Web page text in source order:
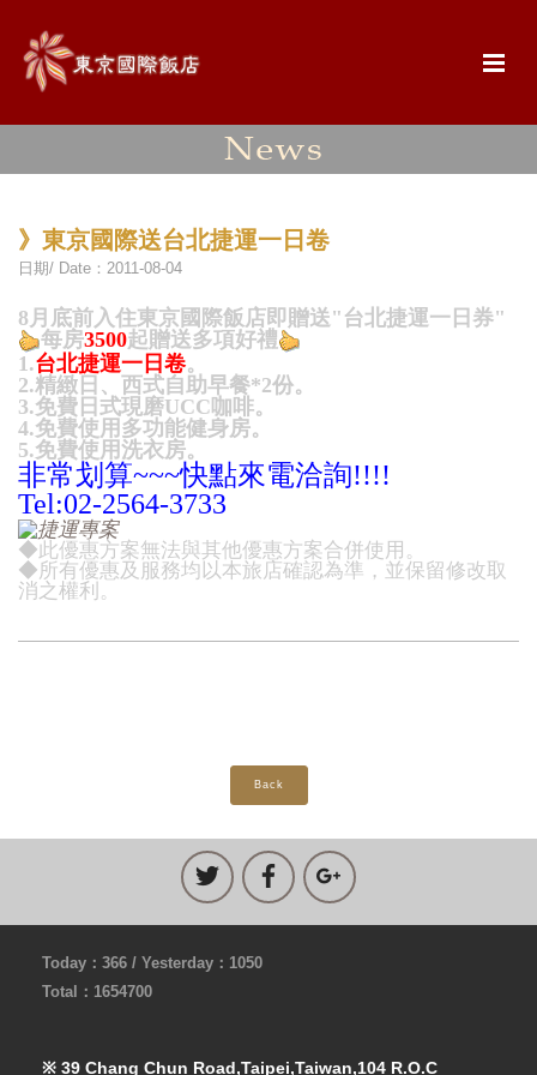
》東京國際送台北捷運一日卷
日期/ Date：2011-08-04
8月底前入住東京國際飯店即贈送"台北捷運一日券"
每房3500起贈送多項好禮
1.台北捷運一日卷。
2.精緻日、西式自助早餐*2份。
3.免費日式現磨UCC咖啡。
4.免費使用多功能健身房。
5.免費使用洗衣房。
非常划算~~~快點來電洽詢!!!!
Tel:02-2564-3733
◆此優惠方案無法與其他優惠方案合併使用。
◆所有優惠及服務均以本旅店確認為準，並保留修改取
消之權利。
Back
Today：366 / Yesterday：1050
Total：1654700
※ 39 Chang Chun Road,Taipei,Taiwan,104 R.O.C